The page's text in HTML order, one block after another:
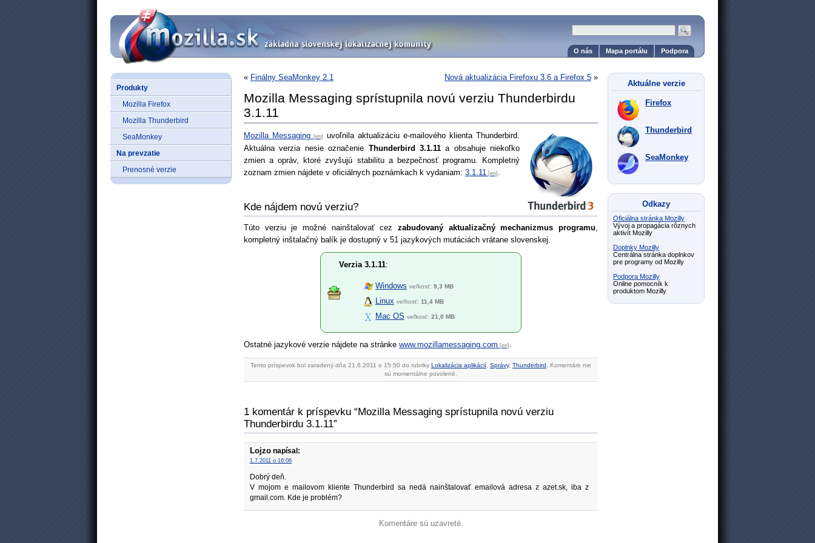
O nás Mapa portálu Podpora
Produkty
Mozilla Firefox
Mozilla Thunderbird
SeaMonkey
Na prevzatie
Prenosné verzie
Aktuálne verzie
Firefox
Thunderbird
SeaMonkey
Odkazy
Oficiálna stránka Mozilly
Vývoj a propagácia rôznych
aktivít Mozilly
Doplnky Mozilly
Centrálna stránka doplnkov
pre programy od Mozilly
Podpora Mozilly
Online pomocník k
produktom Mozilly
« Finálny SeaMonkey 2.1 Nová aktualizácia Firefoxu 3.6 a Firefox 5 »
Mozilla Messaging sprístupnila novú verziu Thunderbirdu
3.1.11
Mozilla Messaging
uvoľnila aktualizáciu e-mailového klienta Thunderbird.
Aktuálna verzia nesie označenie Thunderbird 3.1.11a obsahuje niekoľko
zmien a opráv, ktoré zvyšujú stabilitu a bezpečnosť programu. Kompletný
zoznam zmien nájdete v oficiálnych poznámkach k vydaniam: 3.1.11 .
Kde nájdem novú verziu?
Túto verziu je možné nainštalovať cez zabudovaný aktualizačný mechanizmus programu
kompletný inštalačný balík je dostupný v 51 jazykových mutáciách vrátane slovenskej.
Verzia 3.1.11:
Windows veľkosť: 9,3 MB
Linux veľkosť: 11,4 MB
Mac OS veľkosť: 21,0 MB
Ostatné jazykové verzie nájdete na stránke www.mozillamessaging.com
Tento príspevok bol zaradený dňa 21.6.2011 o 15:50 do rubriky Lokalizácia aplikácií, Správy, Thunderbird. Komentáre nie
sú momentálne povolené.
1 komentár k príspevku “Mozilla Messaging sprístupnila novú verziu
Thunderbirdu 3.1.11”
Lojzo napísal:
1.7.2011 o 16:06
Dobrý deň.
V mojom e mailovom kliente Thunderbird sa nedá nainštalovať emailová adresa z azet.sk, iba z
gmail.com. Kde je problém?
Komentáre sú uzavreté.